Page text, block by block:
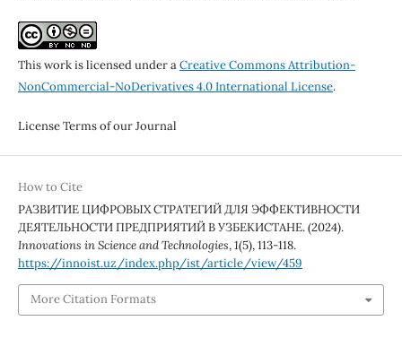
This work is licensed under aCreative Commons Attribution-
NonCommercial-NoDerivatives 4.0 International License.
License Terms of our Journal
How to Cite
РАЗВИТИЕ ЦИФРОВЫХ СТРАТЕГИЙ ДЛЯ ЭФФЕКТИВНОСТИ
ДЕЯТЕЛЬНОСТИ ПРЕДПРИЯТИЙ В УЗБЕКИСТАНЕ. (2024).
Innovations in Science and Technologies,1(5), 113-118.
https://innoist.uz/index.php/ist/article/view/459
More Citation Formats